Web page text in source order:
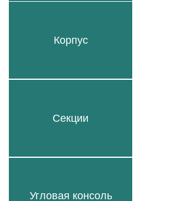
Корпус
Секции
Угловая консоль